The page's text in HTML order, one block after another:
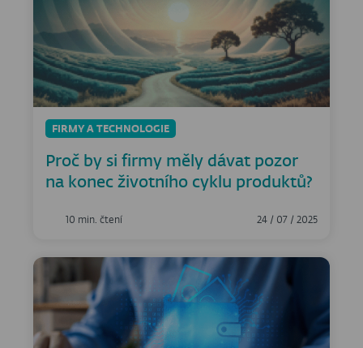
FIRMY A TECHNOLOGIE
Proč by si firmy měly dávat pozor
na konec životního cyklu produktů?
10 min. čtení 24 / 07 / 2025